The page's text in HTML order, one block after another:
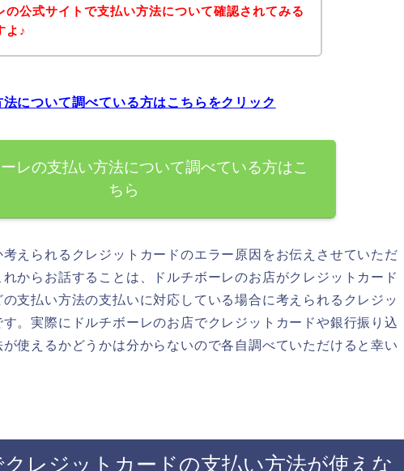
の公式サイトで支払い方法について確認されてみる
よ♪
法について調べている方はこちらをクリック
ーレの支払い方法について調べている方はこ
ちら
えられるクレジットカードのエラー原因をお伝えさせていただ
からお話することは、ドルチボーレのお店がクレジットカード
支払い方法の支払いに対応している場合に考えられるクレジッ
す。実際にドルチボーレのお店でクレジットカードや銀行振り込
使えるかどうかは分からないので各自調べていただけると幸い
クレジットカードの支払い方法が使えな